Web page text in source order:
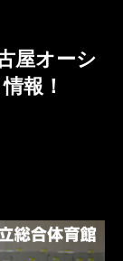
屋オーシ
報！